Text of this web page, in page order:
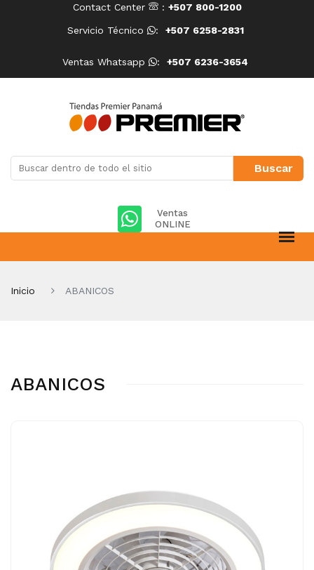
Contact Center : +507 800-1200
Servicio Técnico : +507 6258-2831
Ventas Whatsapp : +507 6236-3654
Ventas
ONLINE
Inicio ABANICOS
ABANICOS